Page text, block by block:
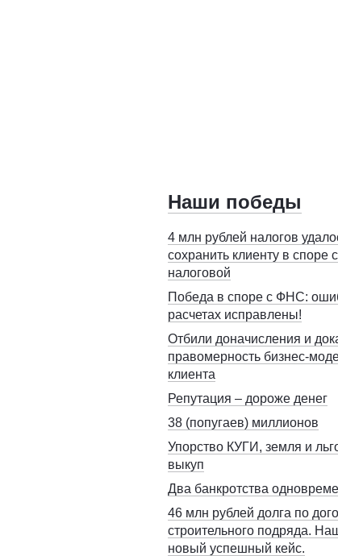
Наши победы
4 млн рублей налогов
сохранить клиенту в споре с
налоговой
Победа в споре с ФНС:
расчетах исправлены!
Отбили доначисления и
правомерность бизнес-
клиента
Репутация – дороже денег
38 (попугаев) миллионов
Упорство КУГИ, земля и
выкуп
Два банкротства
46 млн рублей долга по
строительного подряда.
новый успешный кейс.